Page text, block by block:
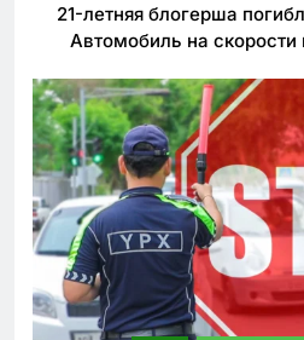
21-летняя блогерша
Автомобиль на скорости